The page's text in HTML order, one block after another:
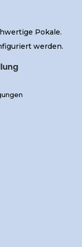
Pokale.
werden.